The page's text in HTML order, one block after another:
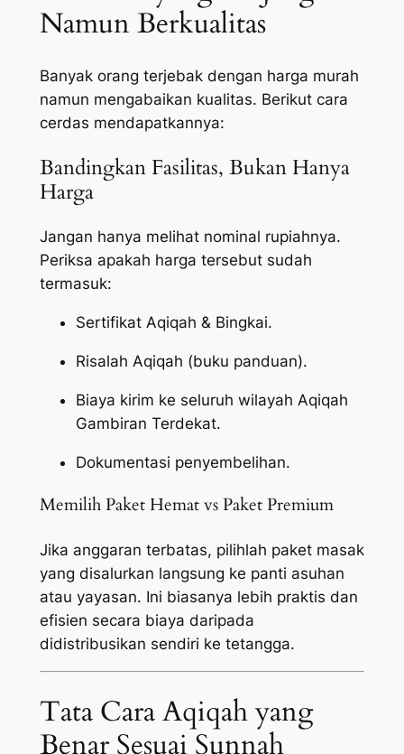
Namun Berkualitas
Banyak orang terjebak dengan harga murah
namun mengabaikan kualitas. Berikut cara
cerdas mendapatkannya:
Bandingkan Fasilitas, Bukan Hanya
Harga
Jangan hanya melihat nominal rupiahnya.
Periksa apakah harga tersebut sudah
termasuk:
Sertifikat Aqiqah & Bingkai.
Risalah Aqiqah (buku panduan).
Biaya kirim ke seluruh wilayah Aqiqah
Gambiran Terdekat.
Dokumentasi penyembelihan.
Memilih Paket Hemat vs Paket Premium
Jika anggaran terbatas, pilihlah paket masak
yang disalurkan langsung ke panti asuhan
atau yayasan. Ini biasanya lebih praktis dan
efisien secara biaya daripada
didistribusikan sendiri ke tetangga.
Tata Cara Aqiqah yang
Benar Sesuai Sunnah